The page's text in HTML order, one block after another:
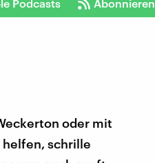
Podcasts Abonnieren
oder mit
helfen, schrille